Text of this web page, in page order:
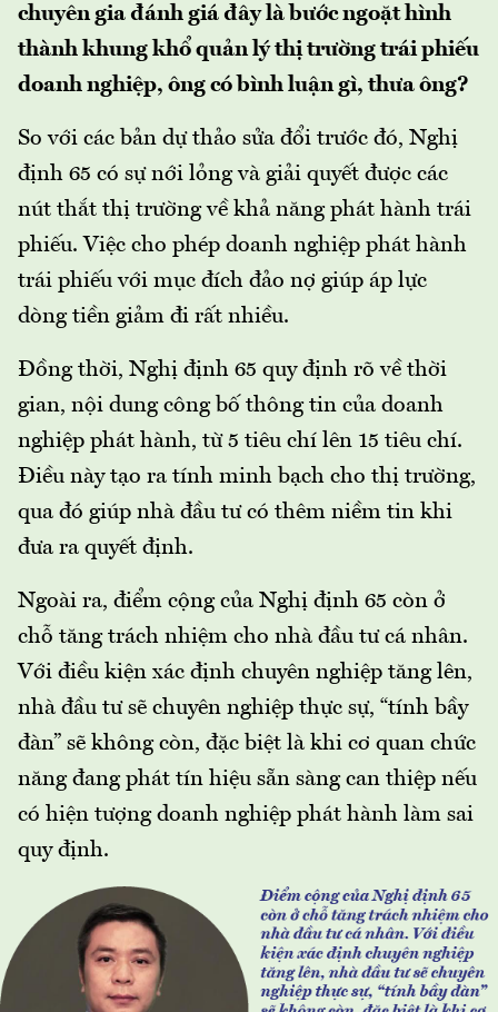
chuyên gia đánh giá đây là bước ngoặt hình
thành khung khổ quản lý thị trường trái phiếu
doanh nghiệp, ông có bình luận gì, thưa ông?
So với các bản dự thảo sửa đổi trước đó, Nghị
định 65 có sự nới lỏng và giải quyết được các
nút thắt thị trường về khả năng phát hành trái
phiếu. Việc cho phép doanh nghiệp phát hành
trái phiếu với mục đích đảo nợ giúp áp lực
dòng tiền giảm đi rất nhiều.
Đồng thời, Nghị định 65 quy định rõ về thời
gian, nội dung công bố thông tin của doanh
nghiệp phát hành, từ 5 tiêu chí lên 15 tiêu chí.
Điều này tạo ra tính minh bạch cho thị trường,
qua đó giúp nhà đầu tư có thêm niềm tin khi
đưa ra quyết định.
Ngoài ra, điểm cộng của Nghị định 65 còn ở
chỗ tăng trách nhiệm cho nhà đầu tư cá nhân.
Với điều kiện xác định chuyên nghiệp tăng lên,
nhà đầu tư sẽ chuyên nghiệp thực sự, “tính bầy
đàn” sẽ không còn, đặc biệt là khi cơ quan chức
năng đang phát tín hiệu sẵn sàng can thiệp nếu
có hiện tượng doanh nghiệp phát hành làm sai
quy định.